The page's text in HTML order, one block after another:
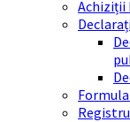
Achiziții